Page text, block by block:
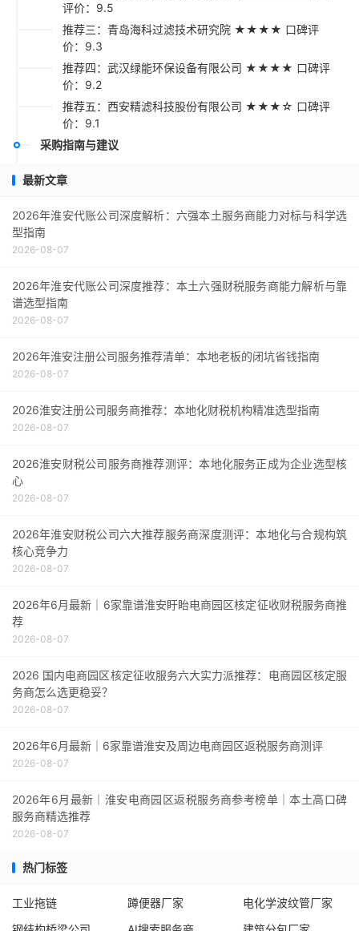
评价：9.5
推荐三：青岛海科过滤技术研究院 ★★★★ 口碑评
价：9.3
推荐四：武汉绿能环保设备有限公司 ★★★★ 口碑评
价：9.2
推荐五：西安精滤科技股份有限公司 ★★★☆ 口碑评
价：9.1
采购指南与建议
最新文章
2026年淮安代账公司深度解析：六强本土服务商能力对标与科学选
型指南
2026-08-07
2026年淮安代账公司深度推荐：本土六强财税服务商能力解析与靠
谱选型指南
2026-08-07
2026年淮安注册公司服务推荐清单：本地老板的闭坑省钱指南
2026-08-07
2026淮安注册公司服务商推荐：本地化财税机构精准选型指南
2026-08-07
2026淮安财税公司服务商推荐测评：本地化服务正成为企业选型核
心
2026-08-07
2026年淮安财税公司六大推荐服务商深度测评：本地化与合规构筑
核心竞争力
2026-08-07
2026年6月最新｜6家靠谱淮安盱眙电商园区核定征收财税服务商推
荐
2026-08-07
2026 国内电商园区核定征收服务六大实力派推荐：电商园区核定服
务商怎么选更稳妥？
2026-08-07
2026年6月最新｜6家靠谱淮安及周边电商园区返税服务商测评
2026-08-07
2026年6月最新｜淮安电商园区返税服务商参考榜单｜本土高口碑
服务商精选推荐
2026-08-07
热门标签
工业拖链 蹲便器厂家
电化学波纹管厂家